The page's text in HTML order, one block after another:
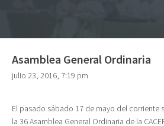
Asamblea General Ordinaria
julio 23, 2016, 7:19 pm
El pasado sábado 17 de mayo del corriente
la 36 Asamblea General Ordinaria de la